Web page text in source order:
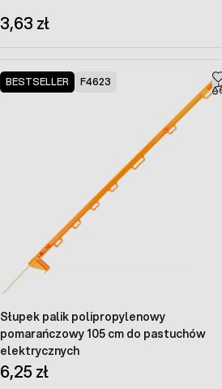
3,63 zł
BESTSELLER F4623
Słupek palik polipropylenowy
pomarańczowy 105 cm do pastuchów
elektrycznych
6,25 zł